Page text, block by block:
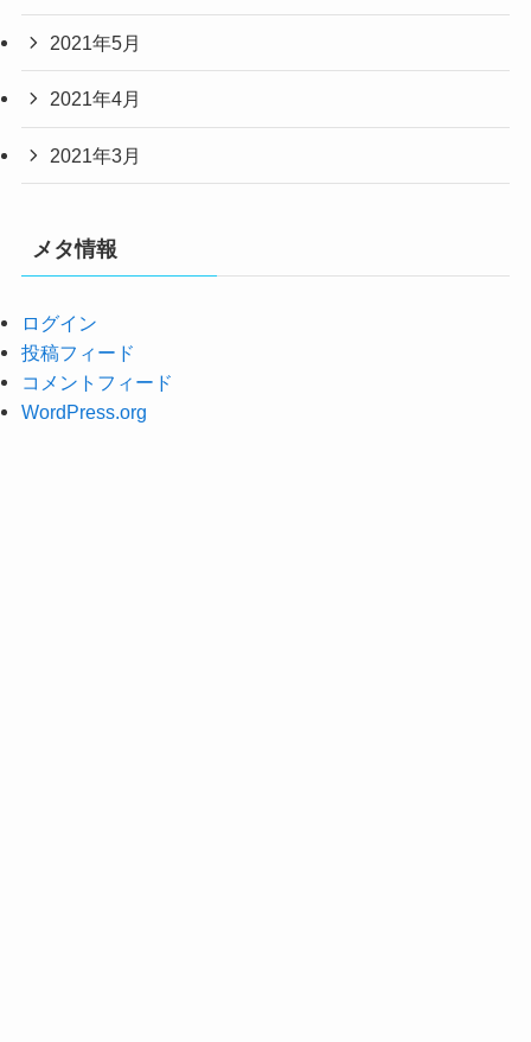
2021年5月
2021年4月
2021年3月
メタ情報
ログイン
投稿フィード
コメントフィード
WordPress.org